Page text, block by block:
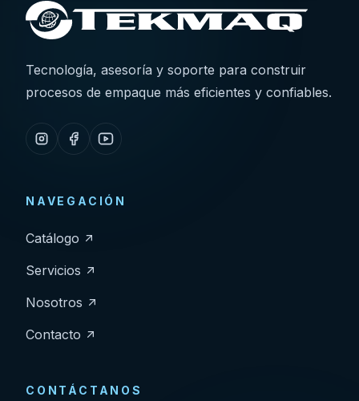
Tecnología, asesoría y soporte para construir
procesos de empaque más eficientes y confiables.
NAVEGACIÓN
Catálogo
Servicios
Nosotros
Contacto
CONTÁCTANOS